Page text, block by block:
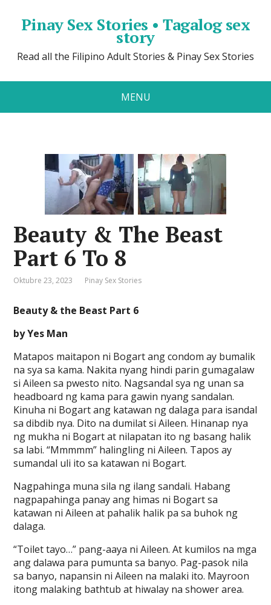
Pinay Sex Stories • Tagalog sex
story
Read all the Filipino Adult Stories & Pinay Sex Stories
MENU
Beauty & The Beast
Part 6 To 8
Oktubre 23, 2023 Pinay Sex Stories
Beauty & the Beast Part 6
by Yes Man
Matapos maitapon ni Bogart ang condom ay bumalik
na sya sa kama. Nakita nyang hindi parin gumagalaw
si Aileen sa pwesto nito. Nagsandal sya ng unan sa
headboard ng kama para gawin nyang sandalan.
Kinuha ni Bogart ang katawan ng dalaga para isandal
sa dibdib nya. Dito na dumilat si Aileen. Hinanap nya
ng mukha ni Bogart at nilapatan ito ng basang halik
sa labi. “Mmmmm” halingling ni Aileen. Tapos ay
sumandal uli ito sa katawan ni Bogart.
Nagpahinga muna sila ng ilang sandali. Habang
nagpapahinga panay ang himas ni Bogart sa
katawan ni Aileen at pahalik halik pa sa buhok ng
dalaga.
“Toilet tayo…” pang-aaya ni Aileen. At kumilos na mga
ang dalawa para pumunta sa banyo. Pag-pasok nila
sa banyo, napansin ni Aileen na malaki ito. Mayroon
itong malaking bathtub at hiwalay na shower area.